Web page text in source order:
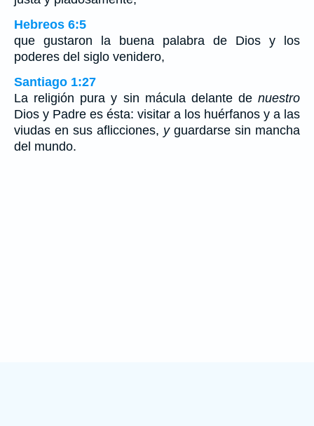
Hebreos 6:5
que gustaron la buena palabra de Dios y los
poderes del siglo venidero,
Santiago 1:27
La religión pura y sin mácula delante de nuestro
Dios y Padre es ésta: visitar a los huérfanos y a las
viudas en sus aflicciones, yguardarse sin mancha
del mundo.